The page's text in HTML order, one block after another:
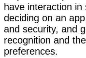
have interaction
deciding on an
and security, and
recognition and
preferences.